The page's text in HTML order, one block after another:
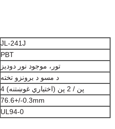
JL-241J
PBT
تور، موجود نور دودیز
د مسو د برونزو تخته
4 پن / 2 پن (اختیاري غوښتنه)
76.6+/-0.3mm
UL94-0